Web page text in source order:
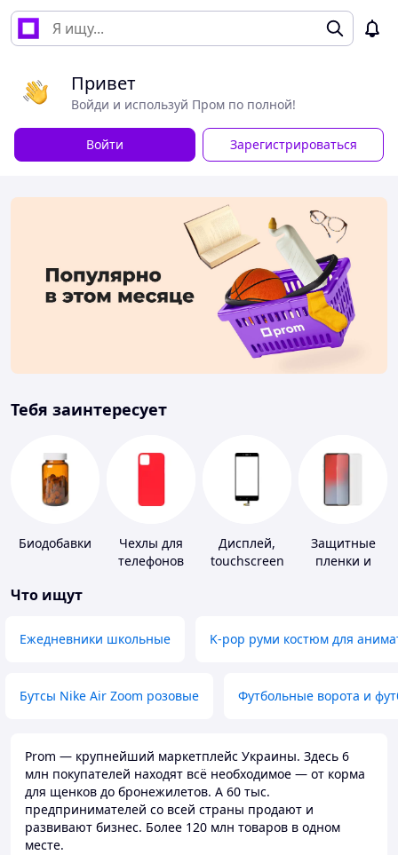
Привет
Войди и используй Пром по полной!
Войти Зарегистрироваться
Тебя заинтересует
Биодобавки
Чехлы для
телефонов
Дисплей,
touchscreen
Защитные
пленки и
Что ищут
Ежедневники школьные K-pop руми костюм для
Бутсы Nike Air Zoom розовые Футбольные ворота и
Prom — крупнейший маркетплейс Украины. Здесь 6
млн покупателей находят всё необходимое — от корма
для щенков до бронежилетов. А 60 тыс.
предпринимателей со всей страны продают и
развивают бизнес. Более 120 млн товаров в одном
месте.